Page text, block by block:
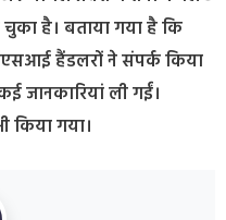
है। बताया गया है कि
हैंडलरों ने संपर्क किया
जानकारियां ली गईं।
किया गया।